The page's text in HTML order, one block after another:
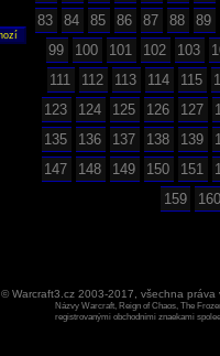
83
84 85 86 87 88
89
99
100 101 102 103
111
112 113 114 115
123
124 125 126 127
135
136 137 138 139
147
148 149 150 151
159
160
© Warcraft3.cz 2003-2017, všechna
Názvy Warcraft, Reign of Chaos, The
registrovanými obchodními znaekami